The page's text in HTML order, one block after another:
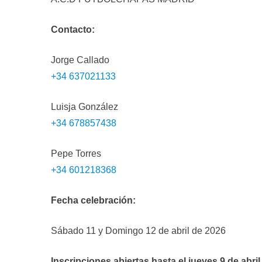
Contacto:
Jorge Callado
+34 637021133
Luisja González
+34 678857438
Pepe Torres
+34 601218368
Fecha celebración:
Sábado 11 y Domingo 12 de abril de 2026